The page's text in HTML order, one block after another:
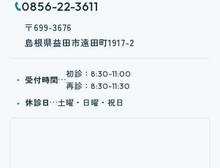
0856-22-3611
〒699-3676
島根県益田市遠田町1917-2
受付時間
初診： 8:30-11:00
再診： 8:30-11:30
休診日 土曜・日曜・祝日